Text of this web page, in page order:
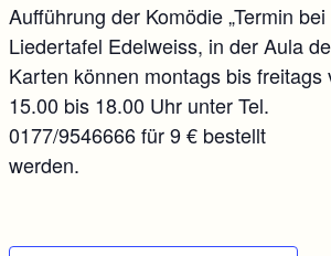
Aufführung der Komödie „Termin bei
Liedertafel Edelweiss, in der Aula
Karten können montags bis freitags
15.00 bis 18.00 Uhr unter Tel.
0177/9546666 für 9 € bestellt
werden.